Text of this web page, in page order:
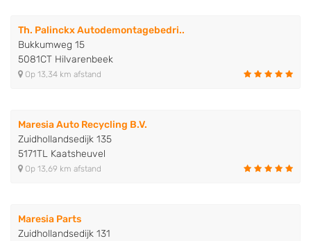
Th. Palinckx Autodemontagebedri..
Bukkumweg 15
5081CT Hilvarenbeek
Op 13,34 km afstand
Maresia Auto Recycling B.V.
Zuidhollandsedijk 135
5171TL Kaatsheuvel
Op 13,69 km afstand
Maresia Parts
Zuidhollandsedijk 131